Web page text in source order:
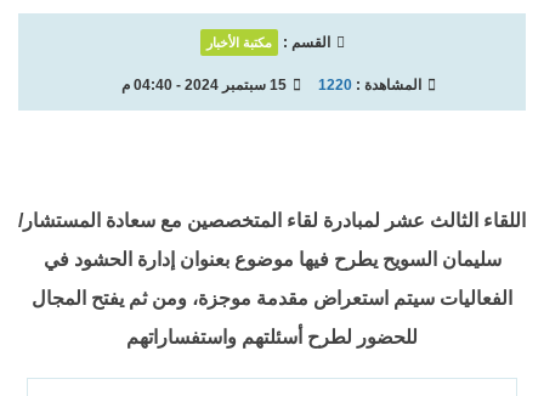
القسم : مكتبة الأخبار
المشاهدة :1220 15 سبتمبر 2024 - 04:40 م
اللقاء الثالث عشر لمبادرة لقاء المتخصصين مع سعادة المستشار/
سليمان السويح يطرح فيها موضوع بعنوان إدارة الحشود في
الفعاليات سيتم استعراض مقدمة موجزة، ومن ثم يفتح المجال
للحضور لطرح أسئلتهم واستفساراتهم